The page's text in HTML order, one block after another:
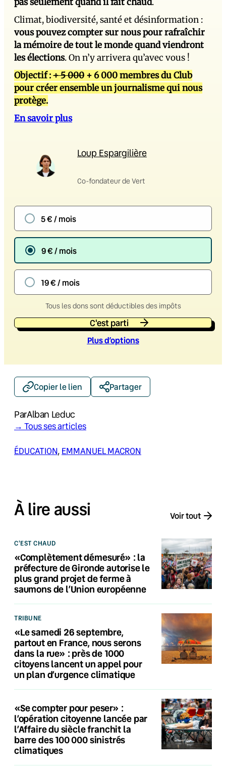
Climat, biodiversité, santé et désinformation :
vous pouvez compter sur nous pour rafraîchir
la mémoire de tout le monde quand viendront
les élections. On n’y arrivera qu’avec vous !
Objectif :+ 5 000 + 6 000 membres du Club
pour créer ensemble un journalisme qui nous
protège.
En savoir plus
Loup Espargilière
Co-fondateur de Vert
5 € / mois
9 € / mois
19 € / mois
Tous les dons sont déductibles des impôts
C'est parti
Plus d’options
Copier le lien Partager
ParAlban Leduc
→ Tous ses articles
ÉDUCATION, EMMANUEL MACRON
À lire aussi Voir tout
C'EST CHAUD
«Complètement démesuré» : la
préfecture de Gironde autorise le
plus grand projet de ferme à
saumons de l’Union européenne
TRIBUNE
«Le samedi 26 septembre,
partout en France, nous serons
dans la rue» : près de 1000
citoyens lancent un appel pour
un plan d’urgence climatique
«Se compter pour peser» :
l’opération citoyenne lancée par
l’Affaire du siècle franchit la
barre des 100 000 sinistrés
climatiques